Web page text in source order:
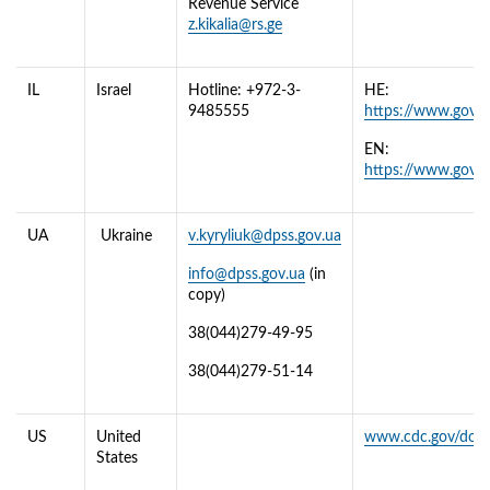
Revenue Service
z.kikalia@rs.ge
IL Israel
Hotline: +972-3-
9485555
HE:
https://
EN:
https://
UA Ukraine v.kyryliuk@dpss.gov.ua
info@dpss.gov.ua (in
copy)
38(044)279-49-95
38(044)279-51-14
US
United
States
www.cdc.gov/